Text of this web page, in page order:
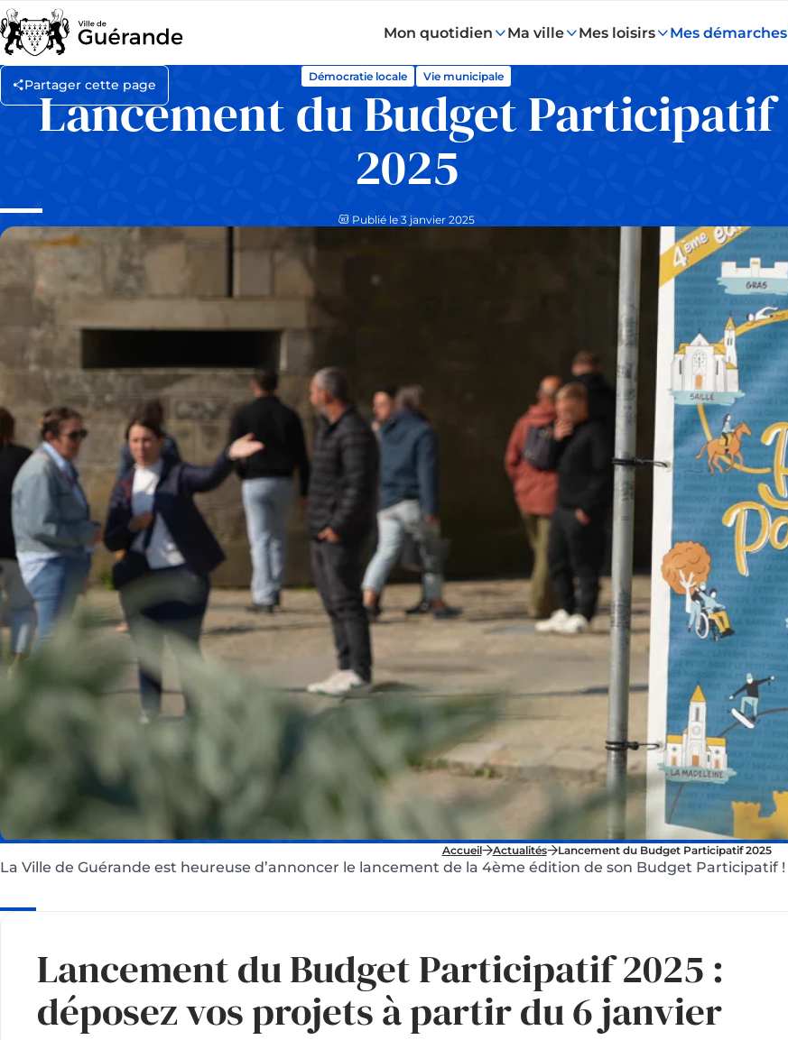
Mon quotidien Ma ville Mes loisirs Mes démarches
Lancement du Budget Participatif
2025
Démocratie locale Vie municipale
Publié le 3 janvier 2025
Partager cette page
Accueil Actualités Lancement du Budget Participatif 2025
La Ville de Guérande est heureuse d’annoncer le lancement de la 4ème édition de son Budget Participatif !
Lancement du Budget Participatif 2025 :
déposez vos projets à partir du 6 janvier